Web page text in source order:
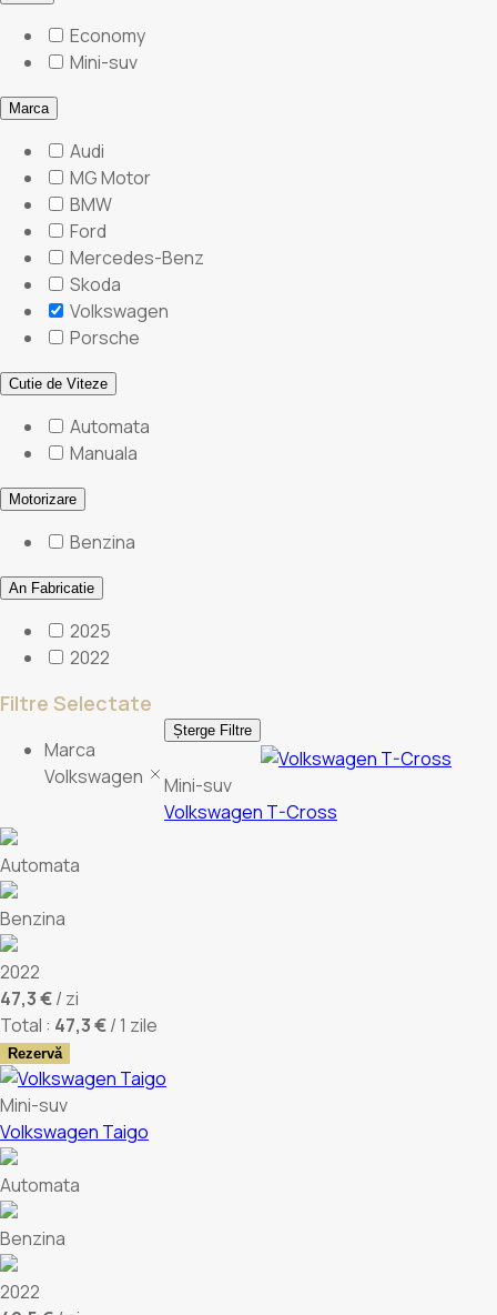
Economy
Mini-suv
Marca
Audi
MG Motor
BMW
Ford
Mercedes-Benz
Skoda
Volkswagen
Porsche
Cutie de Viteze
Automata
Manuala
Motorizare
Benzina
An Fabricatie
2025
2022
Filtre Selectate
Marca
Volkswagen
Șterge Filtre
Mini-suv
Volkswagen T-Cross
Automata
Benzina
2022
47,3 €/ zi
Total : 47,3 €/ 1 zile
Rezervă
Mini-suv
Volkswagen Taigo
Automata
Benzina
2022